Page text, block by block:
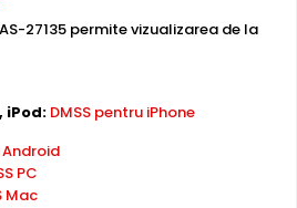
ZAS-27135 suporta alimentare
de retea. Simplifica
necesitatea unui cablu
27135 permite vizualizarea de la
iPod: DMSS pentru iPhone
Android
PC
Mac